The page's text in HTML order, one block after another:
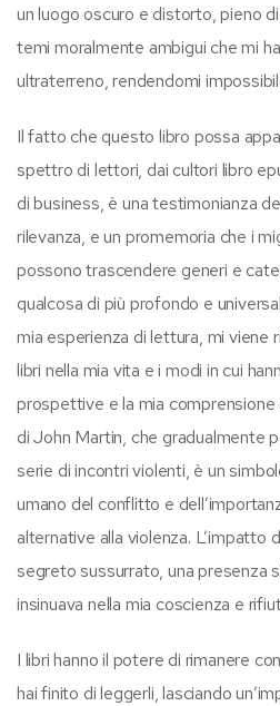
un luogo oscuro e distorto, pieno
temi moralmente ambigui che mi
ultraterreno, rendendomi
Il fatto che questo libro possa
spettro di lettori, dai cultori libro
di business, è una testimonianza
rilevanza, e un promemoria che i
possono trascendere generi e
qualcosa di più profondo e
mia esperienza di lettura, mi viene
libri nella mia vita e i modi in cui
prospettive e la mia
di John Martin, che gradualmente
serie di incontri violenti, è un
umano del conflitto e
alternative alla violenza. L’impatto
segreto sussurrato, una presenza
insinuava nella mia coscienza e
I libri hanno il potere di rimanere
hai finito di leggerli, lasciando